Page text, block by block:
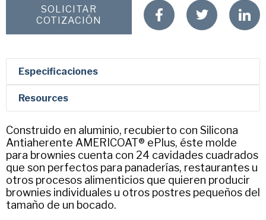
Runex
Synova
Turbel
USA Pan
SOLICITAR
COTIZACIÓN
Especificaciones
Resources
Construido en aluminio, recubierto con Silicona
Antiaherente AMERICOAT® ePlus, éste molde
para brownies cuenta con 24 cavidades cuadrados
que son perfectos para panaderías, restaurantes u
otros procesos alimenticios que quieren producir
brownies individuales u otros postres pequeños del
tamaño de un bocado.
Nombre de Empresa
Email*
Número De Teléfono*